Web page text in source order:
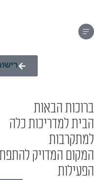
ברוכות הבאות
הבית למדריכות כלה
למתקרבות
המקום המדויק
הפעילות